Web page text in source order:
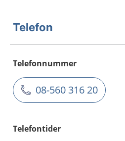
Telefon
Telefonnummer
08-560 316 20
Telefontider